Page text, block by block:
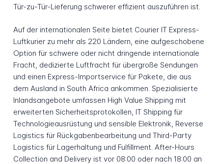
Tür-zu-Tür-Lieferung schwerer effizient auszuführen ist.
Auf der internationalen Seite bietet Courier IT Express-
Luftkurier zu mehr als 220 Ländern, eine aufgeschobene
Option für schwere oder nicht dringende internationale
Fracht, dedizierte Luftfracht für übergroße Sendungen
und einen Express-Importservice für Pakete, die aus
dem Ausland in South Africa ankommen. Spezialisierte
Inlandsangebote umfassen High Value Shipping mit
erweiterten Sicherheitsprotokollen, IT Shipping für
Technologieausrüstung und sensible Elektronik, Reverse
Logistics für Rückgabenbearbeitung und Third-Party
Logistics für Lagerhaltung und Fulfillment. After-Hours
Collection and Delivery ist vor 08:00 oder nach 18:00 an